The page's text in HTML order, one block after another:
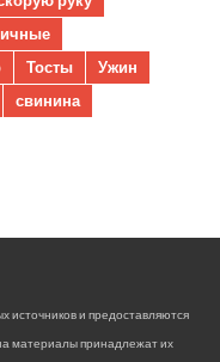
Тосты
Ужин
свинина
источников и предоставляются
материалы принадлежат их